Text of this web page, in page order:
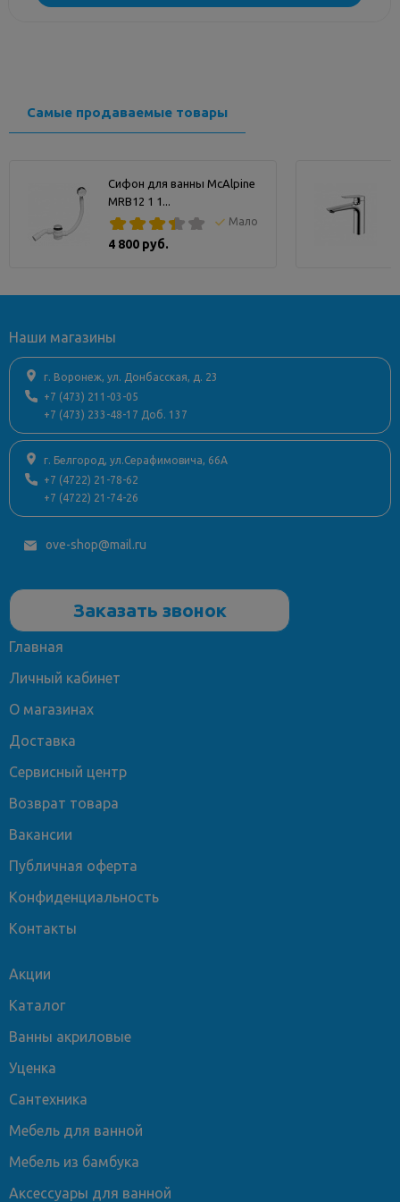
Самые продаваемые товары
Сифон для ванны McAlpine
MRB12 1 1...
Мало
4 800 руб.
Наши магазины
г. Воронеж, ул. Донбасская, д. 23
+7 (473) 211-03-05
+7 (473) 233-48-17 Доб. 137
г. Белгород, ул.Серафимовича, 66А
+7 (4722) 21-78-62
+7 (4722) 21-74-26
ove-shop@mail.ru
Заказать звонок
Главная
Личный кабинет
О магазинах
Доставка
Сервисный центр
Возврат товара
Вакансии
Публичная оферта
Конфиденциальность
Контакты
Акции
Каталог
Ванны акриловые
Уценка
Сантехника
Мебель для ванной
Мебель из бамбука
Аксессуары для ванной